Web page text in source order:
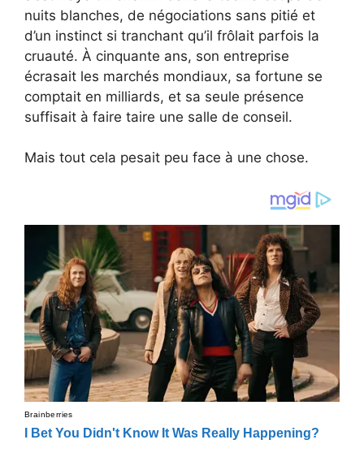
nuits blanches, de négociations sans pitié et
d’un instinct si tranchant qu’il frôlait parfois la
cruauté. À cinquante ans, son entreprise
écrasait les marchés mondiaux, sa fortune se
comptait en milliards, et sa seule présence
suffisait à faire taire une salle de conseil.
Mais tout cela pesait peu face à une chose.